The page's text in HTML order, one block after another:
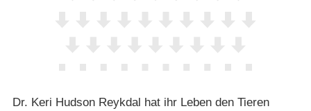
Dr. Keri Hudson Reykdal hat ihr Leben den Tieren